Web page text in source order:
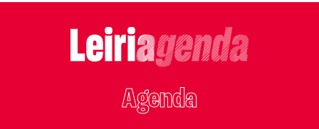
Agenda